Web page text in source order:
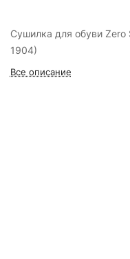
Сушилка для обуви Zero
1904)
Все описание